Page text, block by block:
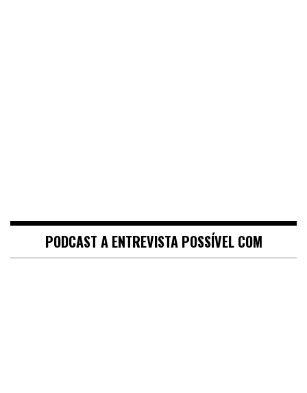
PODCAST A ENTREVISTA POSSÍVEL COM